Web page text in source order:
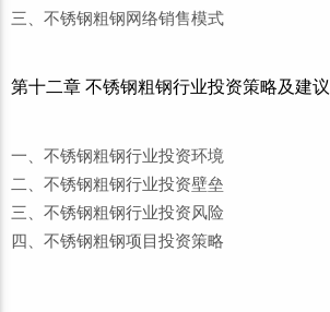
三、不锈钢粗钢网络销售模式
第十二章 不锈钢粗钢行业投资策略及建议
一、不锈钢粗钢行业投资环境
二、不锈钢粗钢行业投资壁垒
三、不锈钢粗钢行业投资风险
四、不锈钢粗钢项目投资策略